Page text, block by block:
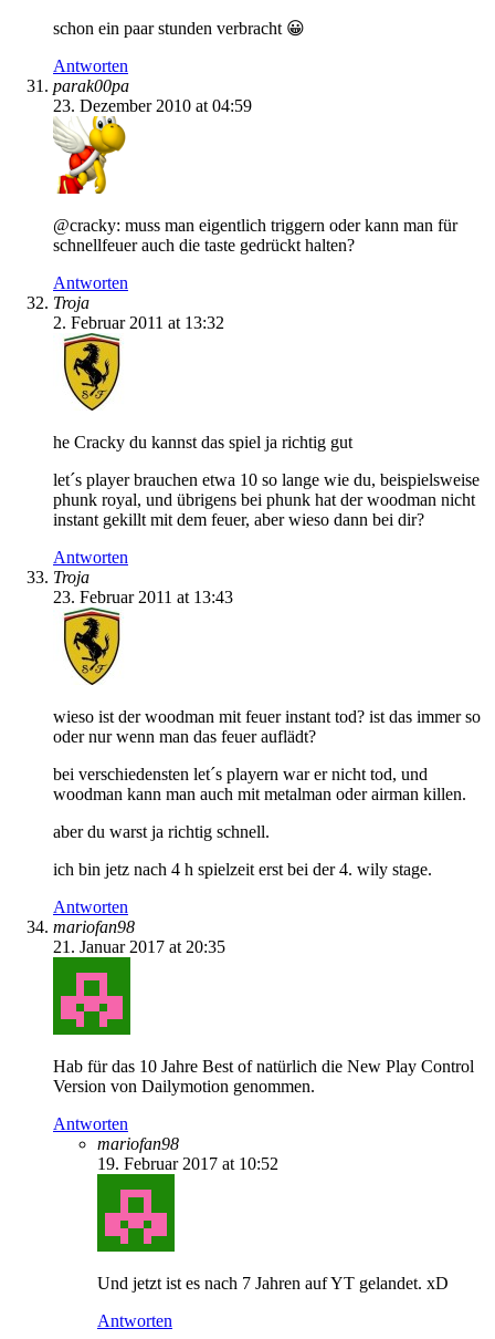
schon ein paar stunden verbracht 😀
Antworten
parak00pa
23. Dezember 2010 at 04:59
@cracky: muss man eigentlich triggern oder kann man für
schnellfeuer auch die taste gedrückt halten?
Antworten
Troja
2. Februar 2011 at 13:32
he Cracky du kannst das spiel ja richtig gut
let´s player brauchen etwa 10 so lange wie du, beispielsweise
phunk royal, und übrigens bei phunk hat der woodman nicht
instant gekillt mit dem feuer, aber wieso dann bei dir?
Antworten
Troja
23. Februar 2011 at 13:43
wieso ist der woodman mit feuer instant tod? ist das immer so
oder nur wenn man das feuer auflädt?
bei verschiedensten let´s playern war er nicht tod, und
woodman kann man auch mit metalman oder airman killen.
aber du warst ja richtig schnell.
ich bin jetz nach 4 h spielzeit erst bei der 4. wily stage.
Antworten
mariofan98
21. Januar 2017 at 20:35
Hab für das 10 Jahre Best of natürlich die New Play Control
Version von Dailymotion genommen.
Antworten
mariofan98
19. Februar 2017 at 10:52
Und jetzt ist es nach 7 Jahren auf YT gelandet. xD
Antworten